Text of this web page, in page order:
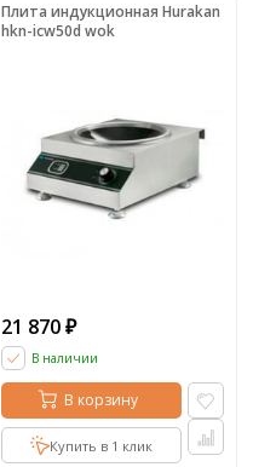
Плита индукционная Hurakan
hkn-icw50d wok
21 870 ₽
В наличии
В корзину
Купить в 1 клик